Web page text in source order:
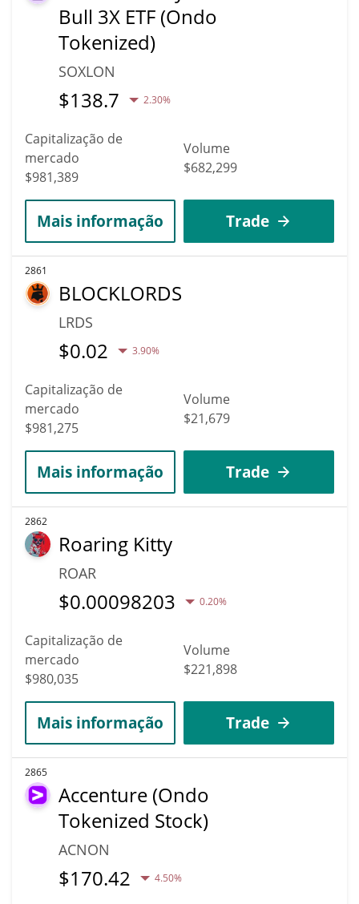
Bull 3X ETF (Ondo
Tokenized)
SOXLON
$138.7 2.30%
Capitalização de
mercado
$981,389
Volume
$682,299
Mais informação Trade
2861
BLOCKLORDS
LRDS
$0.02 3.90%
Capitalização de
mercado
$981,275
Volume
$21,679
Mais informação Trade
2862
Roaring Kitty
ROAR
$0.00098203 0.20%
Capitalização de
mercado
$980,035
Volume
$221,898
Mais informação Trade
2865
Accenture (Ondo
Tokenized Stock)
ACNON
$170.42 4.50%